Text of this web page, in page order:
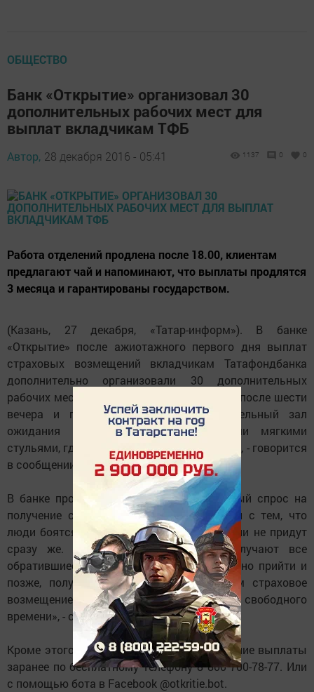
ОБЩЕСТВО
Банк «Открытие» организовал 30
дополнительных рабочих мест для
выплат вкладчикам ТФБ
Автор, 28 декабря 2016 - 05:41 1137 0 0
Работа отделений продлена после 18.00, клиентам
предлагают чай и напоминают, что выплаты продлятся
3 месяца и гарантированы государством.
(Казань, 27 декабря, «Татар-информ»). В банке
«Открытие» после ажиотажного первого дня выплат
страховых возмещений вкладчикам Татафондбанка
дополнительно организовали 30 дополнительных
рабочих мест, продлили работу отделений после шести
вечера и предоставили клиентам «отдельный зал
ожидания на 50 человек с удобными мягкими
стульями, где можно выпить чай или кофе», - говорится
в сообщении пресс-службы банка.
В банке прокомментировали и ажиотажный спрос на
получение страховых выплат: «Он связан с тем, что
люди боятся не получить свои деньги, если не придут
сразу же. Но это не так. Деньги получают все
обратившиеся. Можно совершенно спокойно прийти и
позже, получив причитающееся клиентам страховое
возмещение без очередей и потерь свободного
времени», - сообщает пресс-служба.
Кроме этого можно записаться на получение выплаты
заранее по бесплатному телефону 8 800 700-78-77. Или
с помощью бота в Facebook @otkritie.bot.